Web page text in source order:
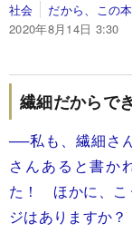
社会
だから、この本
2020年8月14日 3:30
繊細だからで
──私も、繊細さ
さんあると書か
た！ ほかに、こ
ジはありますか？